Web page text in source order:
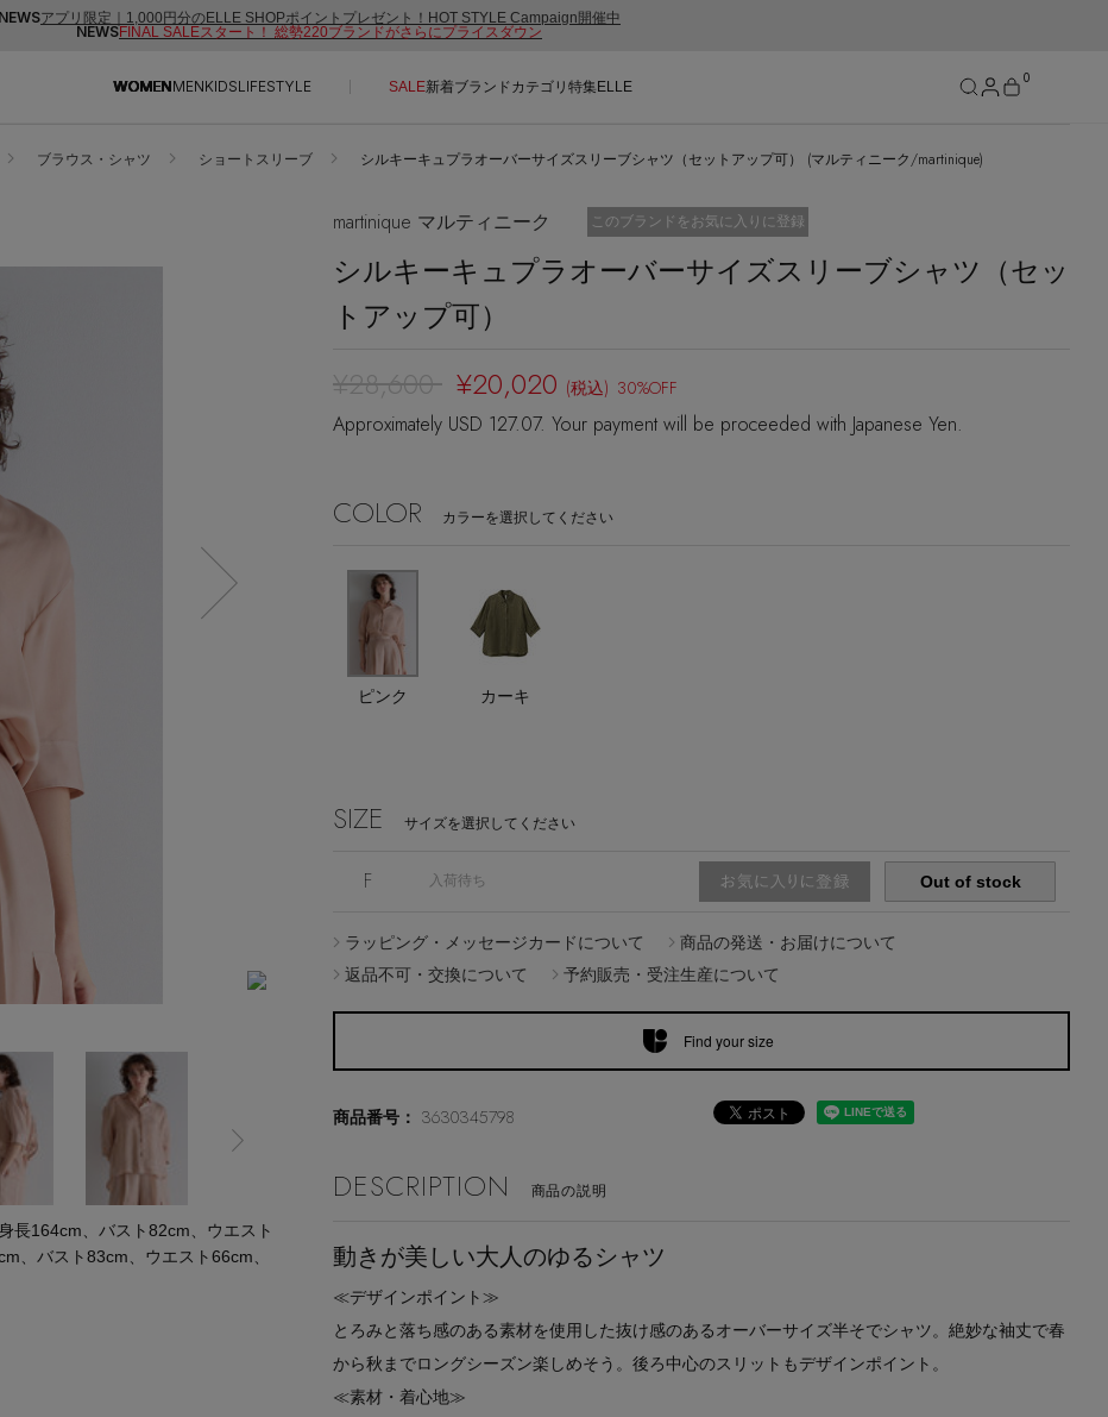
NEWSアプリ限定｜1,000円分のELLE SHOPポイントプレゼント！HOT STYLE Campaign開催中
NEWSFINAL SALEスタート！ 総勢220ブランドがさらにプライスダウン
WOMENMENKIDSLIFESTYLE SALE新着ブランドカテゴリ 特集ELLE
0
NEW IN BRAND
HOT STYLE
EDITOR'S CLOSET
PERSONAL COLOR
Stay in
ご利用ガイド
カスタマーサポート
エル・ショップについて
よくあるご質問
SEE RESULTS
ブラウス・シャツ ショートスリーブ シルキーキュプラオーバーサイズスリーブシャツ（セットアップ可） (マルティニーク/martinique)
martinique マルティニーク お気に入り済
このブランドをお気に入りに登録
シルキーキュプラオーバーサイズスリーブシャツ（セッ
トアップ可）
¥28,600 ¥20,020 (税込) 30%OFF
Approximately USD 127.07. Your payment will be proceeded with Japanese Yen.
COLOR カラーを選択してください
ピンク カーキ
SIZE サイズを選択してください
F 入荷待ち Out of stock
ラッピング・メッセージカードについて
商品の発送・お届けについて
返品不可・交換について
予約販売・受注生産について
Find your size
商品番号： 3630345798
DESCRIPTION 商品の説明
動きが美しい大人のゆるシャツ
≪デザインポイント≫
とろみと落ち感のある素材を使用した抜け感のあるオーバーサイズ半そでシャツ。絶妙な袖丈で春
から秋までロングシーズン楽しめそう。後ろ中心のスリットもデザインポイント。
≪素材・着心地≫
長164cm、バスト82cm、ウエスト
、バスト83cm、ウエスト66cm、